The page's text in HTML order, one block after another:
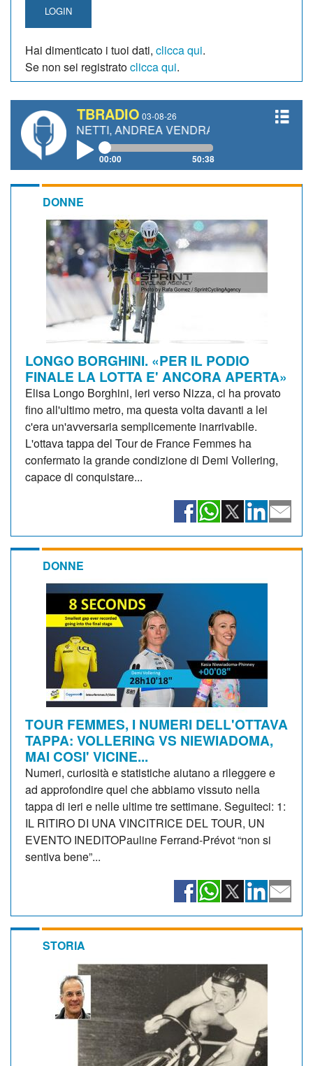
LOGIN
Hai dimenticato i tuoi dati, clicca qui.
Se non sei registratoclicca qui.
TBRADIO 03-08-26
ANDREA VENDRAME, FILIPPO FIORELLI
00:00 50:38
DONNE
LONGO BORGHINI. «PER IL PODIO
FINALE LA LOTTA E' ANCORA APERTA»
Elisa Longo Borghini, ieri verso Nizza, ci ha provato
fino all'ultimo metro, ma questa volta davanti a lei
c'era un'avversaria semplicemente inarrivabile.
L'ottava tappa del Tour de France Femmes ha
confermato la grande condizione di Demi Vollering,
capace di conquistare...
DONNE
TOUR FEMMES, I NUMERI DELL'OTTAVA
TAPPA: VOLLERING VS NIEWIADOMA,
MAI COSI' VICINE...
Numeri, curiosità e statistiche aiutano a rileggere e
ad approfondire quel che abbiamo vissuto nella
tappa di ieri e nelle ultime tre settimane. Seguiteci: 1:
IL RITIRO DI UNA VINCITRICE DEL TOUR, UN
EVENTO INEDITOPauline Ferrand-Prévot “non si
sentiva bene”...
STORIA